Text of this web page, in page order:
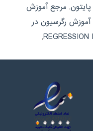
, مرجع آموزش
رگرسیون در
,